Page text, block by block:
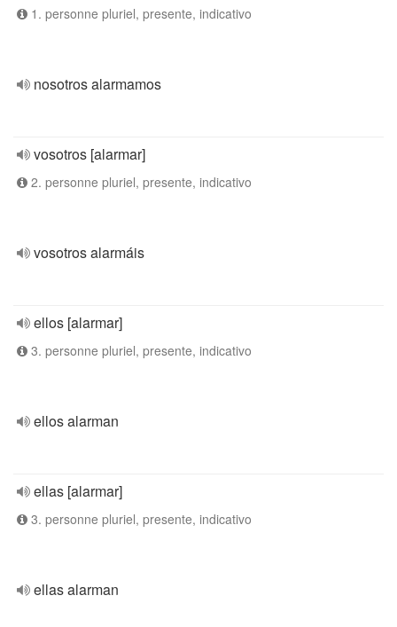
1. personne pluriel, presente, indicativo
nosotros alarmamos
vosotros [alarmar]
2. personne pluriel, presente, indicativo
vosotros alarmáis
ellos [alarmar]
3. personne pluriel, presente, indicativo
ellos alarman
ellas [alarmar]
3. personne pluriel, presente, indicativo
ellas alarman